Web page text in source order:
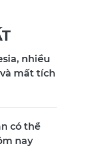
nhiều
mất tích
có thể
nay